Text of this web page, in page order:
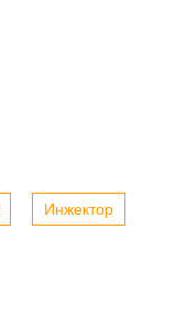
Инжектор